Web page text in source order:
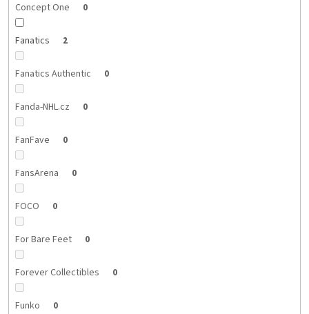
Concept One 0
Fanatics 2
Fanatics Authentic 0
Fanda-NHL.cz 0
FanFave 0
FansArena 0
FOCO 0
For Bare Feet 0
Forever Collectibles 0
Funko 0